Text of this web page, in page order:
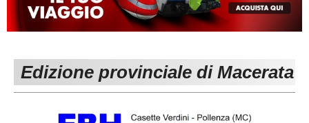
MACERATA
Carica la tua Rosa
ECCELLENZA
1^ CATEGORIA
REGIONALI
Edizione provinciale di Macerata